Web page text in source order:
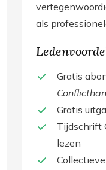
als
Gratis
Gratis
Tijdschrift
lezen
Collectieve